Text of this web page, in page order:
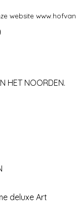
website
HET NOORDEN.
deluxe Art